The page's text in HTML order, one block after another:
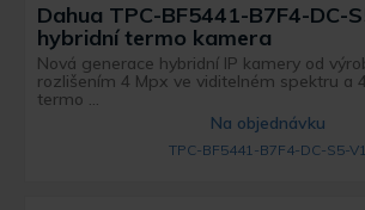
Dahua TPC-BF5441-B7F4-DC-
hybridní termo kamera
Nová generace hybridní IP kamery od
rozlišením 4 Mpx ve viditelném spektru a
termo ...
Na objednávku
TPC-BF5441-B7F4-DC-S5-V1